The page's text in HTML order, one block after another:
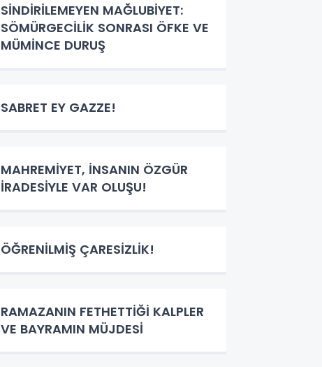
SİNDİRİLEMEYEN MAĞLUBİYET:
SÖMÜRGECİLİK SONRASI ÖFKE VE
MÜMİNCE DURUŞ
SABRET EY GAZZE!
MAHREMİYET, İNSANIN ÖZGÜR
İRADESİYLE VAR OLUŞU!
ÖĞRENİLMİŞ ÇARESİZLİK!
RAMAZANIN FETHETTİĞİ KALPLER
VE BAYRAMIN MÜJDESİ